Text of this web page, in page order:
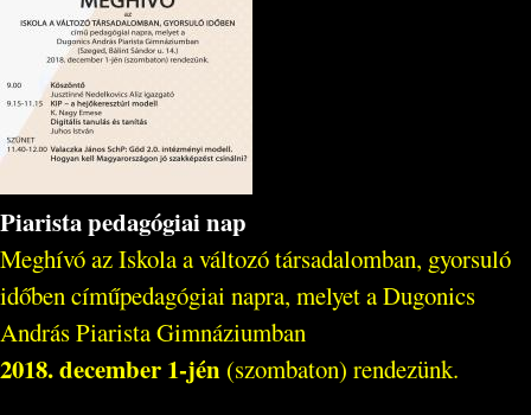
Piarista pedagógiai nap
Meghívó az Iskola a változó társadalomban, gyorsuló
időben címűpedagógiai napra, melyet a Dugonics
András Piarista Gimnáziumban
2018. december 1-jén (szombaton) rendezünk.